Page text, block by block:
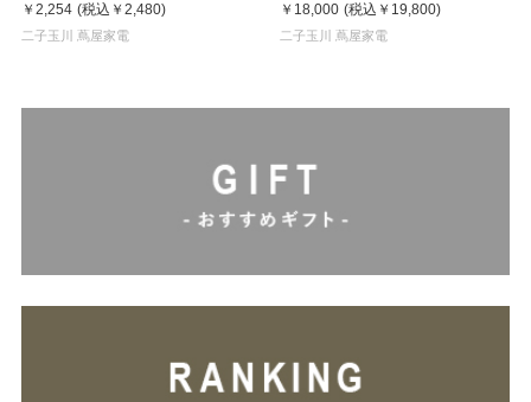
￥2,254 (税込 ￥2,480)
二子玉川 蔦屋家電
￥18,000 (税込 ￥19,800)
二子玉川 蔦屋家電